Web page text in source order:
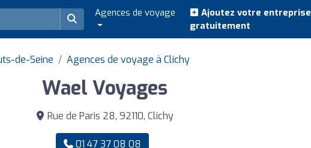
Agences de voyage
Ajoutez votre entreprise
gratuitement
de-Seine Agences de voyage à Clichy
Wael Voyages
Rue de Paris 28, 92110, Clichy
01 47 37 08 08